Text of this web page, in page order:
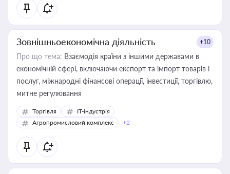
Зовнішньоекономічна діяльність +10
Про що тема: Взаємодія країни з іншими державами в
економічній сфері, включаючи експорт та імпорт товарів і
послуг, міжнародні фінансові операції, інвестиції, торгівлю,
митне регулювання
Торгівля
IT-індустрія
Агропромисловий комплекс
+2